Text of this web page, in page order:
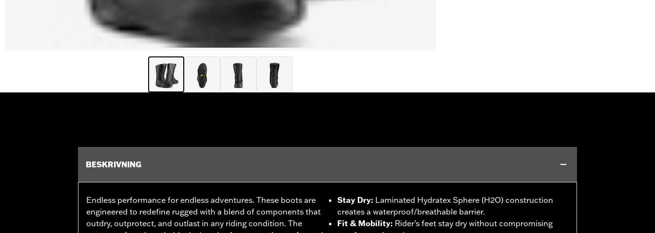
BESKRIVNING
Endless performance for endless adventures. These boots are
engineered to redefine rugged with a blend of components that
outdry, outprotect, and outlast in any riding condition. The
Stay Dry: Laminated Hydratex Sphere (H2O) construction
creates a waterproof/breathable barrier.
Fit & Mobility: Rider’s feet stay dry without compromising